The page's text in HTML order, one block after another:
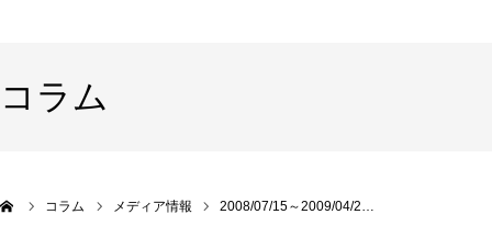
コラム
コラム メディア情報 2008/07/15～2009/04/2…